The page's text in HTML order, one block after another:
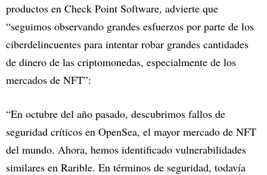
productos en Check Point Software, advierte que
“seguimos observando grandes esfuerzos por parte de los
ciberdelincuentes para intentar robar grandes cantidades
de dinero de las criptomonedas, especialmente de los
mercados de NFT”:
“En octubre del año pasado, descubrimos fallos de
seguridad críticos en OpenSea, el mayor mercado de NFT
del mundo. Ahora, hemos identificado vulnerabilidades
similares en Rarible. En términos de seguridad, todavía